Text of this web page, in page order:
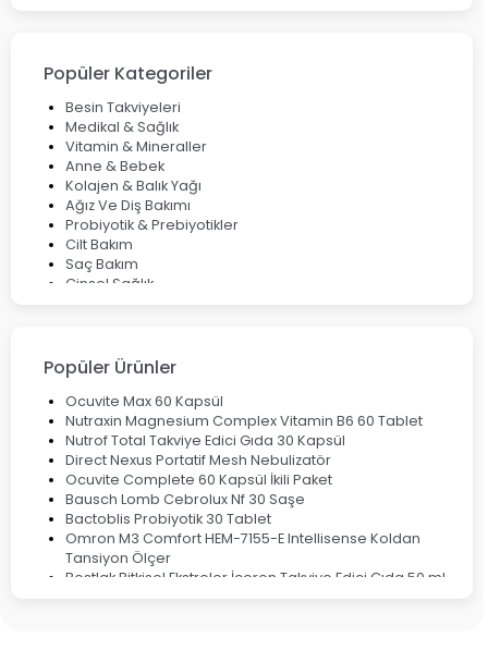
Çözüm Yolları
Bocavirüs Enfeksiyonu Hakkında Bilmeniz Gerekenler
Deep Flex Topraklama Matı Nedir? Detaylı Rehber
Mumiyo Nedir? Faydaları ve Kullanım Alanları Nelerdir?
Popüler Kategoriler
Besin Takviyeleri
Medikal & Sağlık
Vitamin & Mineraller
Anne & Bebek
Kolajen & Balık Yağı
Ağız Ve Diş Bakımı
Probiyotik & Prebiyotikler
Cilt Bakım
Saç Bakım
Cinsel Sağlık
Popüler Ürünler
Ocuvite Max 60 Kapsül
Nutraxin Magnesium Complex Vitamin B6 60 Tablet
Nutrof Total Takviye Edici Gıda 30 Kapsül
Direct Nexus Portatif Mesh Nebulizatör
Ocuvite Complete 60 Kapsül İkili Paket
Bausch Lomb Cebrolux Nf 30 Saşe
Bactoblis Probiyotik 30 Tablet
Omron M3 Comfort HEM-7155-E Intellisense Koldan
Tansiyon Ölçer
Bestlak Bitkisel Ekstreler İçeren Takviye Edici Gıda 50 ml